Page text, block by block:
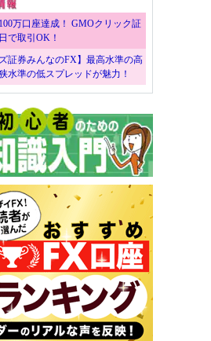
万口座達成！ GMOクリック証
で取引OK！
証券みんなのFX】最高水準の高
水準の低スプレッドが魅力！